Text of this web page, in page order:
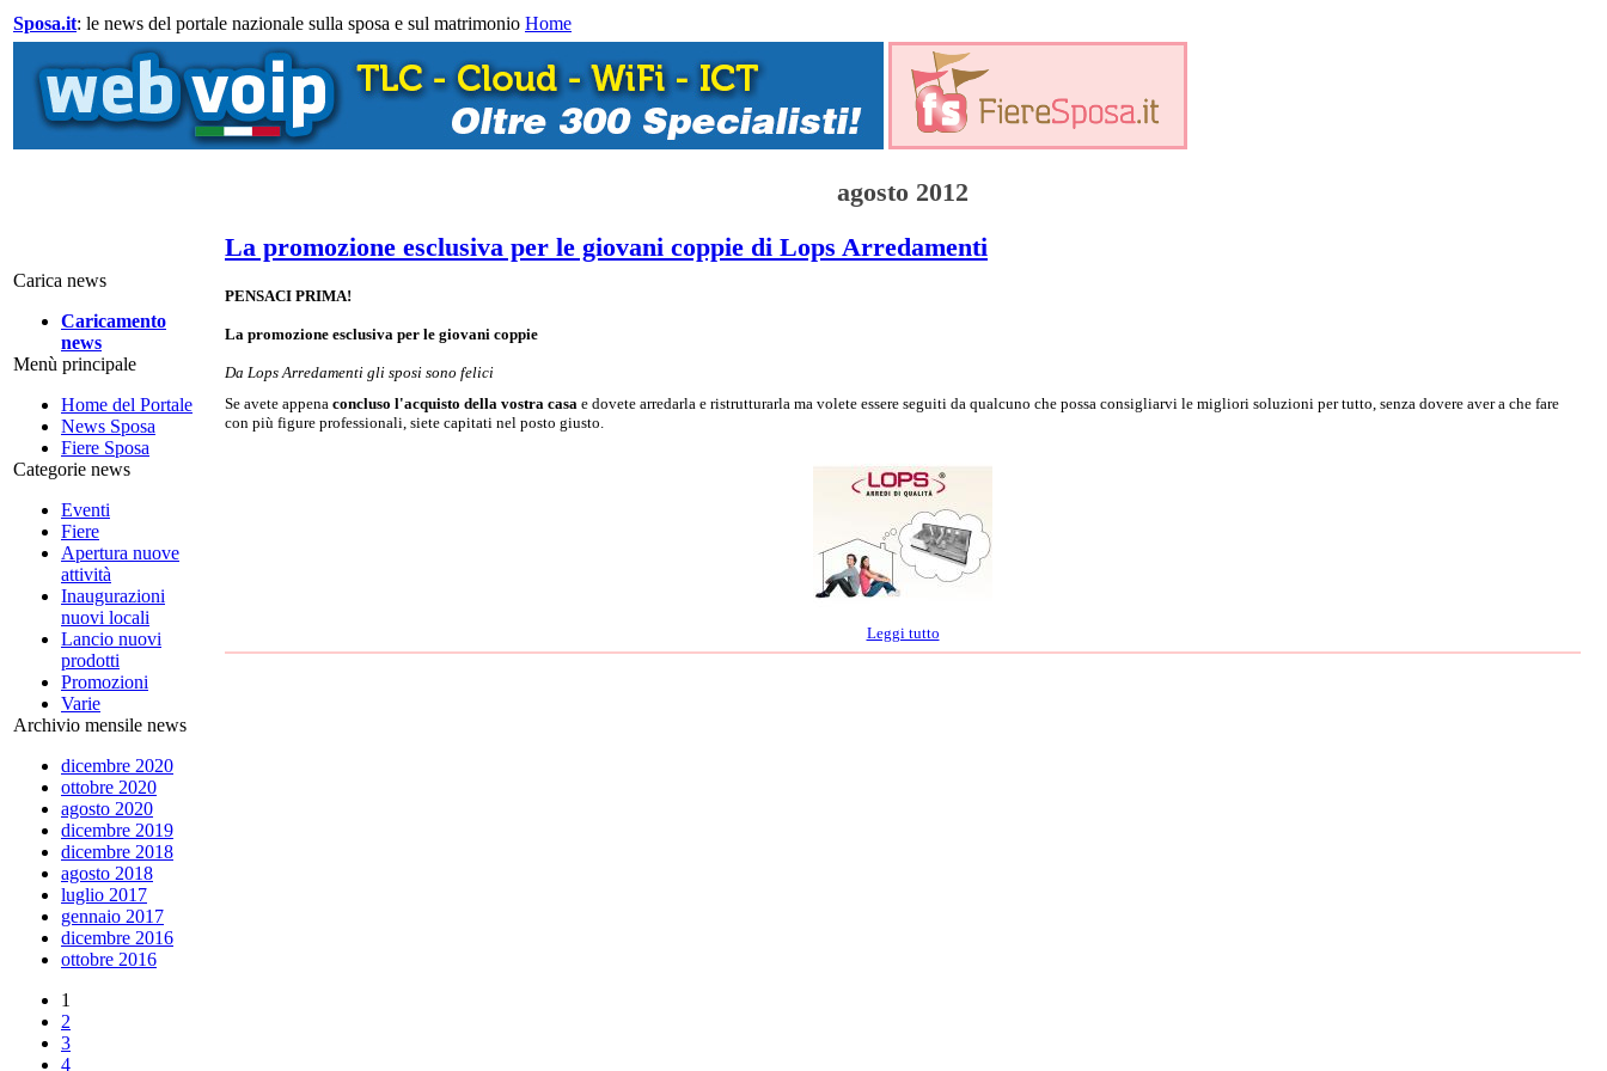
Sposa.it: le news del portale nazionale sulla sposa e sul matrimonio Home
Carica news
Caricamento
news
Menù principale
Home del Portale
News Sposa
Fiere Sposa
Categorie news
Eventi
Fiere
Apertura nuove
attività
Inaugurazioni
nuovi locali
Lancio nuovi
prodotti
Promozioni
Varie
Archivio mensile news
dicembre 2020
ottobre 2020
agosto 2020
dicembre 2019
dicembre 2018
agosto 2018
luglio 2017
gennaio 2017
dicembre 2016
ottobre 2016
1
2
3
4
agosto 2012
La promozione esclusiva per le giovani coppie di Lops Arredamenti
PENSACI PRIMA!
La promozione esclusiva per le giovani coppie
Da Lops Arredamenti gli sposi sono felici
Se avete appena concluso l'acquisto della vostra casa e dovete arredarla e ristrutturarla ma volete essere seguiti da qualcuno che possa consigliarvi le migliori soluzioni per tutto, senza dovere aver a che fare
con più figure professionali, siete capitati nel posto giusto.
Leggi tutto